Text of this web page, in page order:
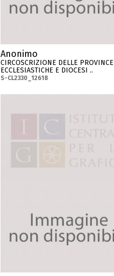
Anonimo
CIRCOSCRIZIONE DELLE PROVINCE
ECCLESIASTICHE E DIOCESI ..
S-CL2330_12618